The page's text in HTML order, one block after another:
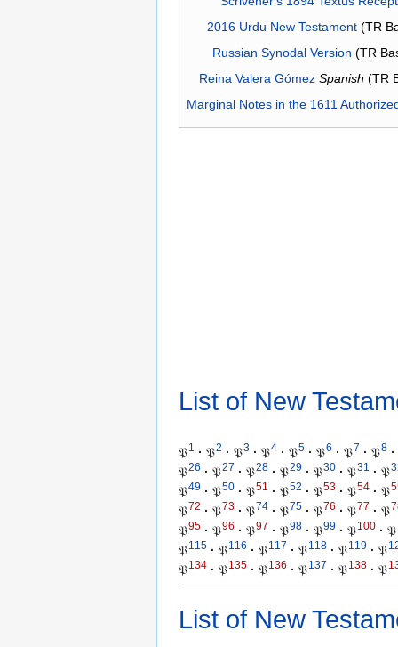
2016 Urdu New Testament(TR
Russian Synodal Version (TR
Reina Valera Gómez Spanish (TR
Marginal Notes in the 1611
List of New
𝔓1 · 𝔓2 · 𝔓3 · 𝔓4 · 𝔓5 · 𝔓6 · 𝔓7 · 𝔓8 ·
𝔓26 · 𝔓27 · 𝔓28 · 𝔓29 · 𝔓30 · 𝔓31 · 𝔓
𝔓49 · 𝔓50 · 𝔓51 · 𝔓52 · 𝔓53 · 𝔓54 · 𝔓
𝔓72 · 𝔓73 · 𝔓74 · 𝔓75 · 𝔓76 · 𝔓77 · 𝔓
𝔓95 · 𝔓96 · 𝔓97 · 𝔓98 · 𝔓99 · 𝔓100 · 𝔓
𝔓115 · 𝔓116 · 𝔓117 · 𝔓118 · 𝔓119 · 𝔓
𝔓134 · 𝔓135 · 𝔓136 · 𝔓137 · 𝔓138 · 𝔓
List of New